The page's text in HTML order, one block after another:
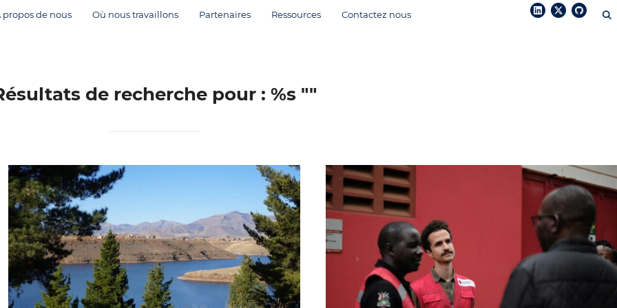
propos de nous Où nous travaillons Partenaires Ressources Contactez nous
de recherche pour : %s ""